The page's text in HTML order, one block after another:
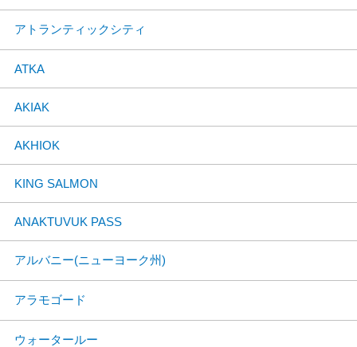
アトランティックシティ
ATKA
AKIAK
AKHIOK
KING SALMON
ANAKTUVUK PASS
アルバニー(ニューヨーク州)
アラモゴード
ウォータールー